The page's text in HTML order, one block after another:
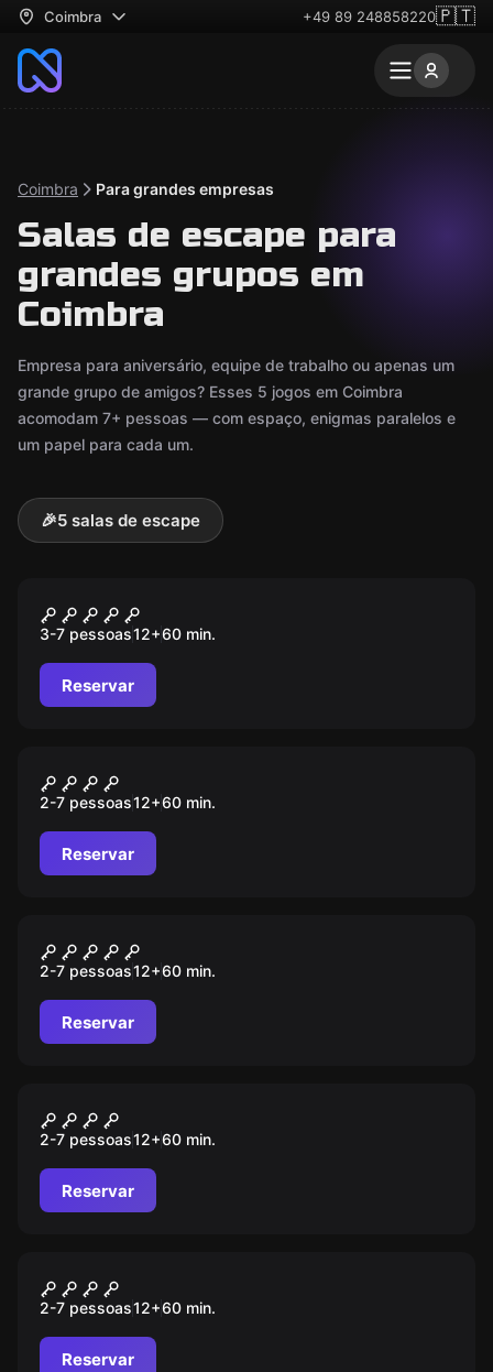
Coimbra +49 89 248858220🇵🇹
Coimbra Para grandes empresas
Salas de escape para
grandes grupos em
Coimbra
Empresa para aniversário, equipe de trabalho ou apenas um
grande grupo de amigos? Esses 5 jogos em Coimbra
acomodam 7+ pessoas — com espaço, enigmas paralelos e
um papel para cada um.
🎉5 salas de escape
Orient Express
3-7 pessoas12+60 min.
Reservar
Top Secret
2-7 pessoas12+60 min.
Reservar
Nightmare Hotel
2-7 pessoas12+60 min.
Reservar
The Orphanage
2-7 pessoas12+60 min.
Reservar
School Of Magic
2-7 pessoas12+60 min.
Reservar